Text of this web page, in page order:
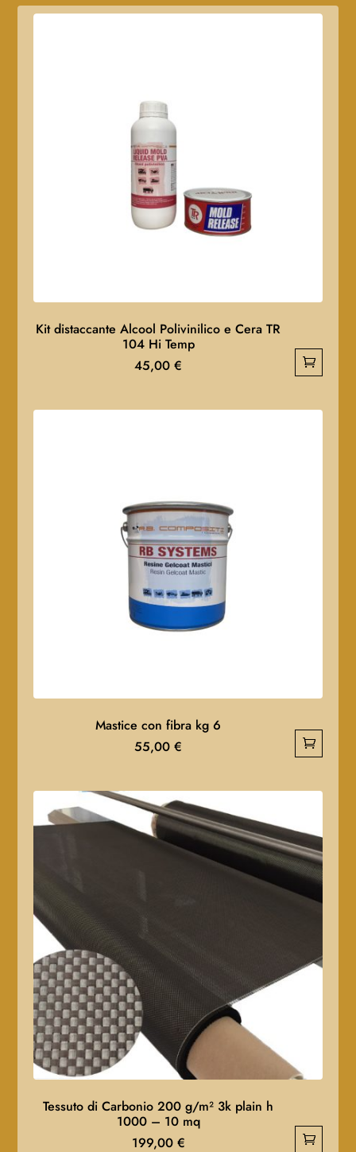
Kit distaccante Alcool Polivinilico e Cera TR
104 Hi Temp
45,00 €
Mastice con fibra kg 6
55,00 €
Tessuto di Carbonio 200 g/m² 3k plain h
1000 – 10 mq
199,00 €